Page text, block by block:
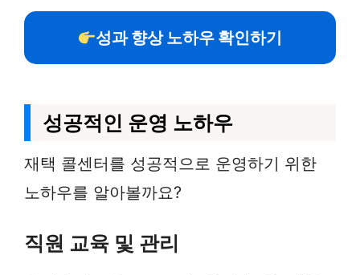
성과 향상 노하우 확인하기
성공적인 운영 노하우
재택 콜센터를 성공적으로 운영하기 위한
노하우를 알아볼까요?
직원 교육 및 관리